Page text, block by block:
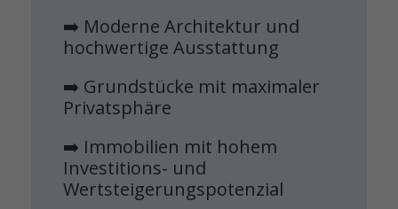
➡️ Moderne Architektur und
hochwertige Ausstattung
➡️ Grundstücke mit maximaler
Privatsphäre
➡️ Immobilien mit hohem
Investitions- und
Wertsteigerungspotenzial